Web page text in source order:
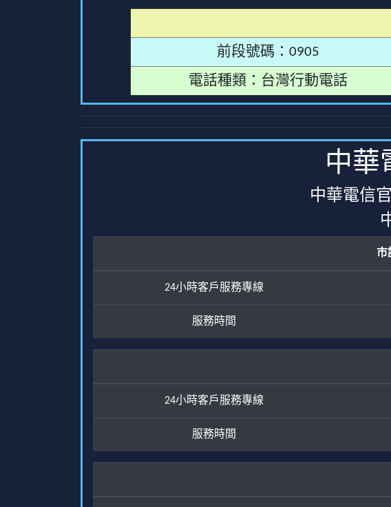
前段號碼：0905
電話種類：台灣行動電話
中華
中華電信
市
24小時客戶服務專線
服務時間
24小時客戶服務專線
服務時間